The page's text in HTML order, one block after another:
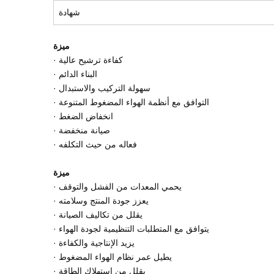
شهادة
ميزة
· كفاءة ترشيح عالية
· البناء الدائم
· سهولة التركيب والاستبدال
· التوافق مع أنظمة الهواء المضغوط المتنوعة
· انخفاض الضغط
· صيانة منخفضة
· فعاله من حيث التكلفه
ميزة
· يحمي المعدات من الفشل والتوقف
· يعزز جودة المنتج وسلامته
· يقلل من تكاليف الصيانة
· يتوافق مع المتطلبات التنظيمية لجودة الهواء
· يزيد الإنتاجية والكفاءة
· يطيل عمر نظام الهواء المضغوط
· يقلل من استهلاك الطاقة